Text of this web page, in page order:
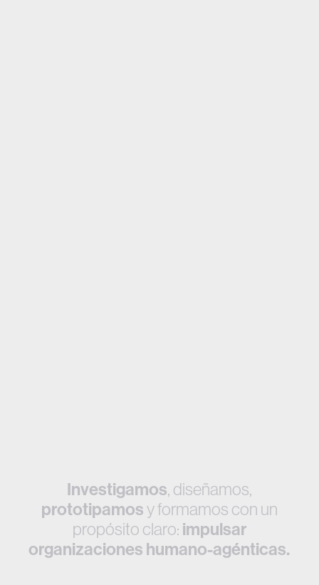
Investigamos, diseñamos,
prototipamosyformamos con un
propósito claro: impulsar
organizaciones humano-agénticas.